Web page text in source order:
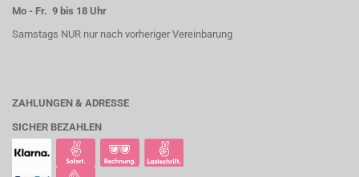
Mo - Fr. 9 bis 18 Uhr
Samstags NUR nur nach vorheriger Vereinbarung
ZAHLUNGEN & ADRESSE
SICHER BEZAHLEN